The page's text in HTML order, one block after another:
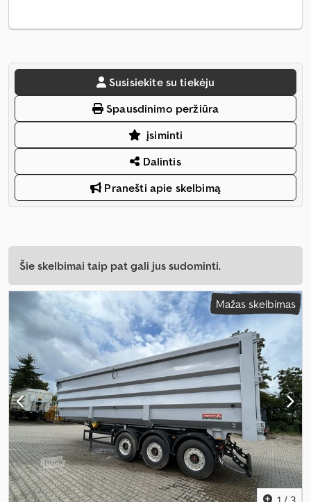
Susisiekite su tiekėju
Spausdinimo peržiūra
įsiminti
Dalintis
Pranešti apie skelbimą
Šie skelbimai taip pat gali jus sudominti.
Mažas skelbimas